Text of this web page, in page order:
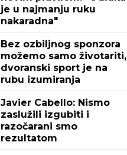
je u najmanju ruku
nakaradna"
Bez ozbiljnog sponzora
možemo samo životariti,
dvoranski sport je na
rubu izumiranja
Javier Cabello: Nismo
zaslužili izgubiti i
razočarani smo
rezultatom